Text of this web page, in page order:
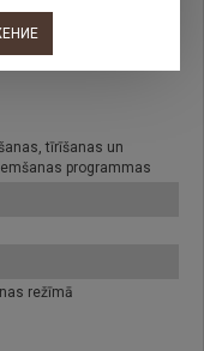
tīrīšanas un
programmas
režīmā